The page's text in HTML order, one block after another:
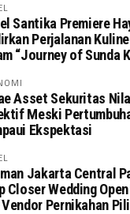
Santika Premiere
Perjalanan
“Journey of Sunda
Asset Sekuritas
Meski
Ekspektasi
Jakarta Central
Closer Wedding
Vendor Pernikahan